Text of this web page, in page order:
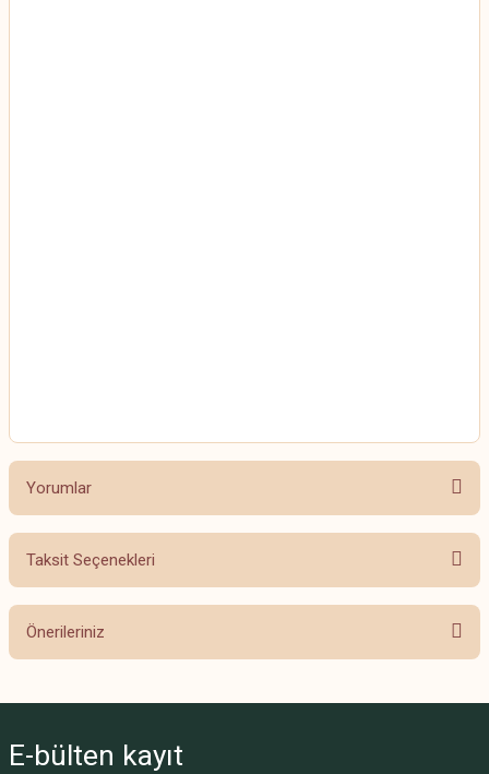
Yorumlar
Taksit Seçenekleri
Önerileriniz
Görüş ve önerileriniz için teşekkür ederiz.
E-bülten kayıt